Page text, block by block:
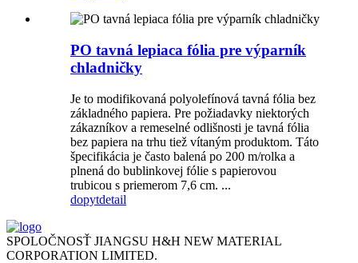
PO tavná lepiaca fólia pre výparník
chladničky
Je to modifikovaná polyolefínová tavná fólia bez
základného papiera. Pre požiadavky niektorých
zákazníkov a remeselné odlišnosti je tavná fólia
bez papiera na trhu tiež vítaným produktom. Táto
špecifikácia je často balená po 200 m/rolka a
plnená do bublinkovej fólie s papierovou
trubicou s priemerom 7,6 cm. ...
dopytdetail
SPOLOČNOSŤ JIANGSU H&H NEW MATERIAL
CORPORATION LIMITED.